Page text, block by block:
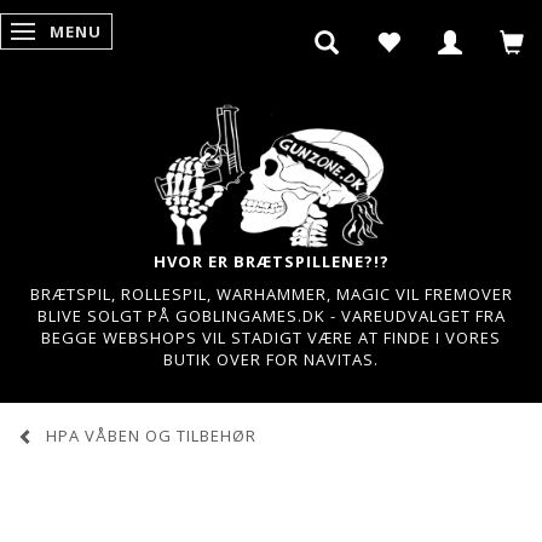
SKIFTE NAVIGATION
MENU
HVOR ER BRÆTSPILLENE?!?
BRÆTSPIL, ROLLESPIL, WARHAMMER, MAGIC VIL FREMOVER
BLIVE SOLGT PÅ GOBLINGAMES.DK - VAREUDVALGET FRA
BEGGE WEBSHOPS VIL STADIGT VÆRE AT FINDE I VORES
BUTIK OVER FOR NAVITAS.
HPA VÅBEN OG TILBEHØR